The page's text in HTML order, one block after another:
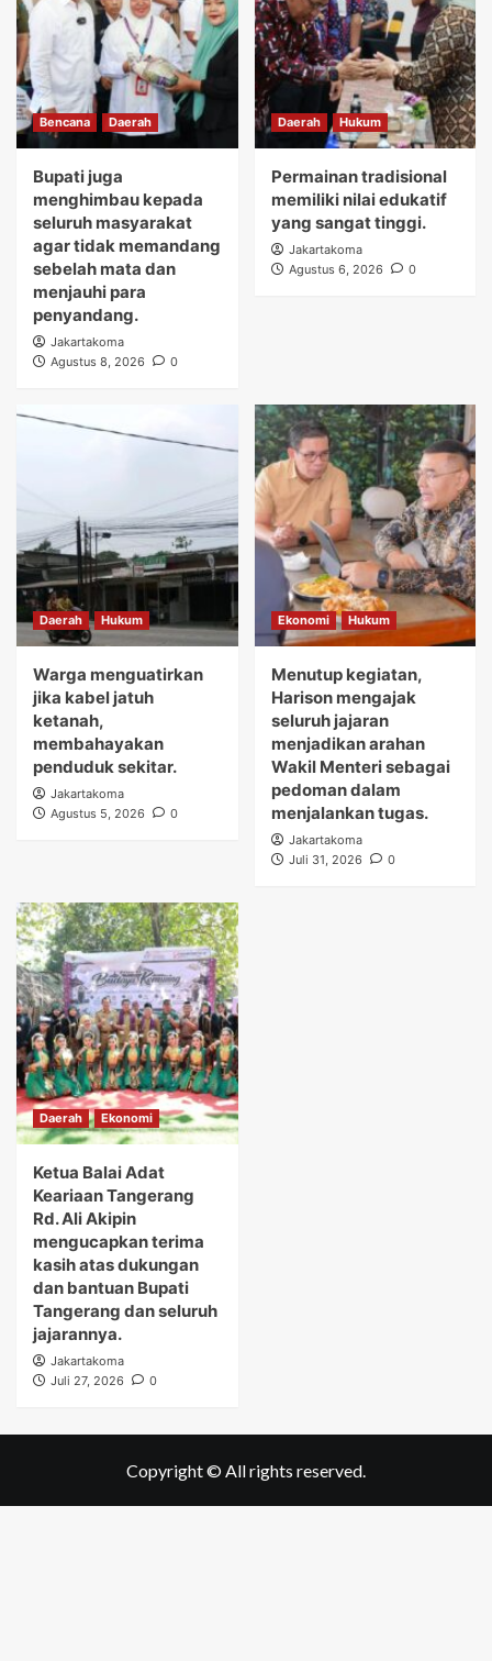
Bencana Daerah
Bupati juga
menghimbau kepada
seluruh masyarakat
agar tidak memandang
sebelah mata dan
menjauhi para
penyandang.
Jakartakoma
Agustus 8, 2026
0
Daerah Hukum
Permainan tradisional
memiliki nilai edukatif
yang sangat tinggi.
Jakartakoma
Agustus 6, 2026
0
Daerah Hukum
Warga menguatirkan
jika kabel jatuh
ketanah,
membahayakan
penduduk sekitar.
Jakartakoma
Agustus 5, 2026
0
Ekonomi Hukum
Menutup kegiatan,
Harison mengajak
seluruh jajaran
menjadikan arahan
Wakil Menteri sebagai
pedoman dalam
menjalankan tugas.
Jakartakoma
Juli 31, 2026
0
Daerah Ekonomi
Ketua Balai Adat
Keariaan Tangerang
Rd. Ali Akipin
mengucapkan terima
kasih atas dukungan
dan bantuan Bupati
Tangerang dan seluruh
jajarannya.
Jakartakoma
Juli 27, 2026
0
Copyright © All rights reserved.